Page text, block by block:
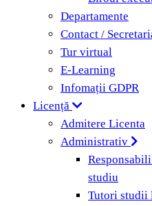
Departamente
Contact /
Tur virtual
E-Learning
Infomații GDPR
Licență
Admitere Licenta
Administrativ
studiu
Tutori studii